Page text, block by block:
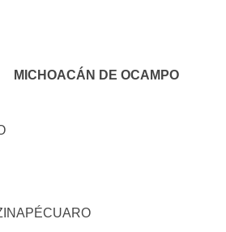
MICHOACÁN DE OCAMPO